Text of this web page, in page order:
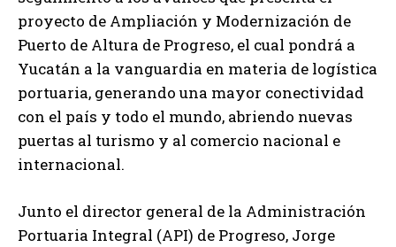
proyecto de Ampliación y Modernización de
Puerto de Altura de Progreso, el cual pondrá a
Yucatán a la vanguardia en materia de logística
portuaria, generando una mayor conectividad
con el país y todo el mundo, abriendo nuevas
puertas al turismo y al comercio nacional e
internacional.
Junto el director general de la Administración
Portuaria Integral (API) de Progreso, Jorge